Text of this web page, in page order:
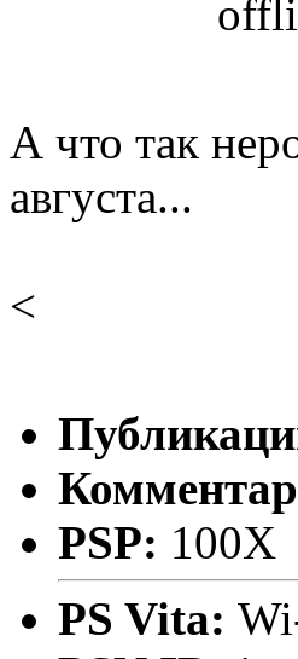
А что так
августа...
<
PSP: 100X
PS Vita: